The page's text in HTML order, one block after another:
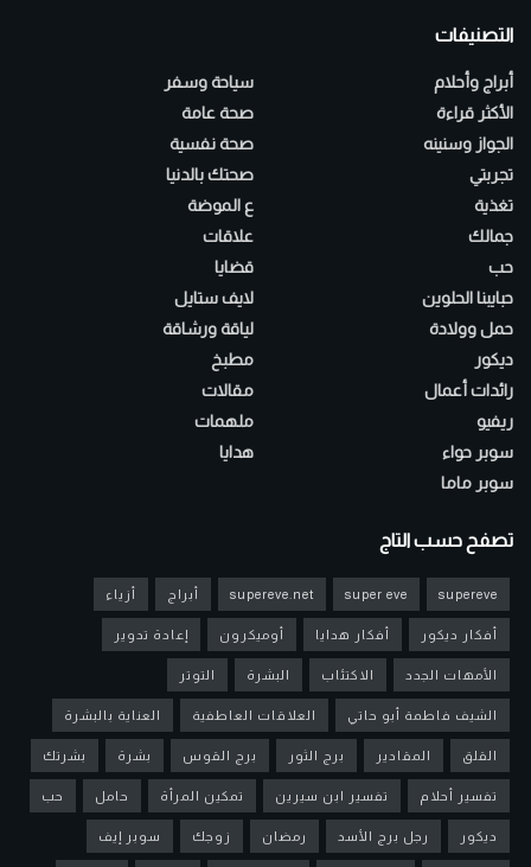
التصنيفات
أبراج وأحلام
الأكثر قراءة
الجواز وسنينه
تجربتي
تغذية
جمالك
حب
حبايبنا الحلوين
حمل وولادة
ديكور
رائدات أعمال
ريفيو
سوبر حواء
سوبر ماما
سياحة وسفر
صحة عامة
صحة نفسية
صحتك بالدنيا
ع الموضة
علاقات
قضايا
لايف ستايل
لياقة ورشاقة
مطبخ
مقالات
ملهمات
هدايا
تصفح حسب التاج
supereve
super eve
supereve.net أبراج أزياء
أفكار ديكور أفكار هدايا أوميكرون إعادة تدوير
الأمهات الجدد الاكتئاب البشرة التوتر
الشيف فاطمة أبو حاتي العلاقات العاطفية العناية بالبشرة
القلق المقادير برج الثور برج القوس بشرة بشرتك
تفسير أحلام تفسير ابن سيرين تمكين المرأة حامل حب
ديكور رجل برج الأسد رمضان زوجك سوبر إيف